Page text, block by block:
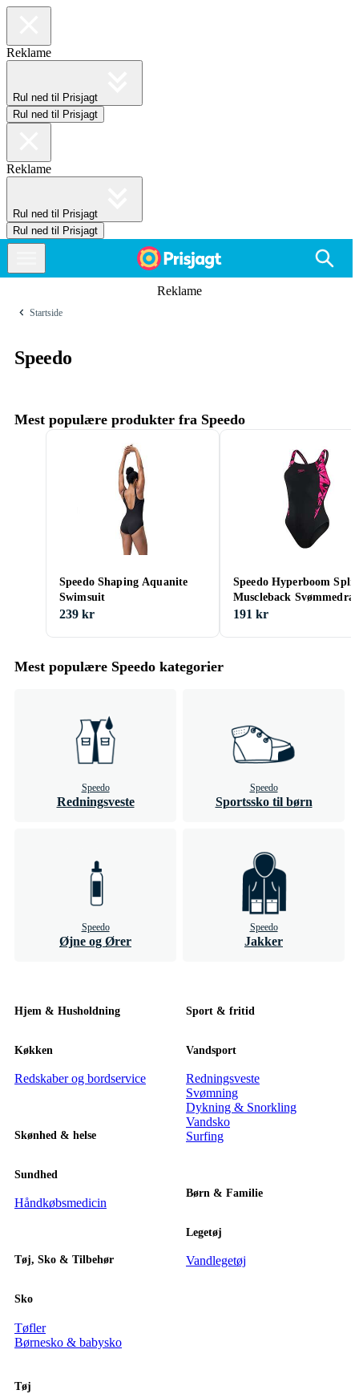
Reklame
Rul ned til Prisjagt
Rul ned til Prisjagt
Reklame
Rul ned til Prisjagt
Rul ned til Prisjagt
Reklame
Startside
Speedo
Mest populære produkter fra Speedo
Speedo Shaping Aquanite
Swimsuit
239 kr
Speedo Hyperboom
Muscleback
(Dame)
191 kr
Mest populære Speedo kategorier
Speedo
Redningsveste
Speedo
Sportssko til børn
Speedo
Øjne og Ører
Speedo
Jakker
Hjem & Husholdning
Køkken
Redskaber og bordservice
Skønhed & helse
Sundhed
Håndkøbsmedicin
Tøj, Sko & Tilbehør
Sko
Tøfler
Børnesko & babysko
Tøj
Sport & fritid
Vandsport
Redningsveste
Svømning
Dykning & Snorkling
Vandsko
Surfing
Børn & Familie
Legetøj
Vandlegetøj